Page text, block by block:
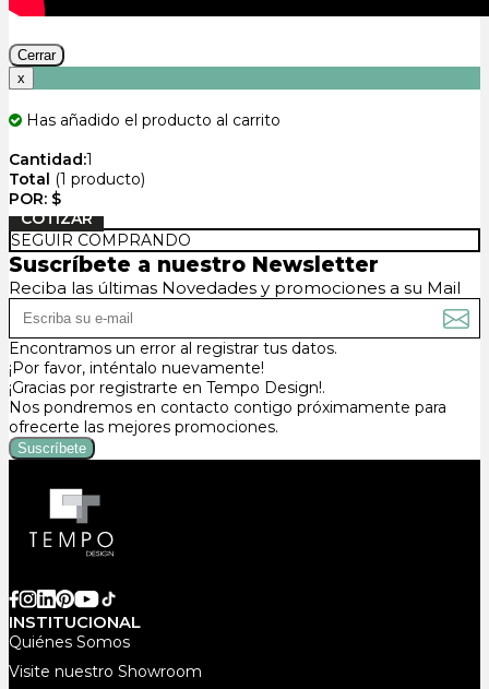
Cerrar
x
Has añadido el producto al carrito
Cantidad:1
Total (1 producto)
POR: $
SEGUIR COMPRANDO
Suscríbete a nuestro Newsletter
Reciba las últimas Novedades y promociones a su Mail
Encontramos un error al registrar tus datos.
¡Por favor, inténtalo nuevamente!
¡Gracias por registrarte en Tempo Design!.
Nos pondremos en contacto contigo próximamente para
ofrecerte las mejores promociones.
INSTITUCIONAL
Quiénes Somos
Visite nuestro Showroom